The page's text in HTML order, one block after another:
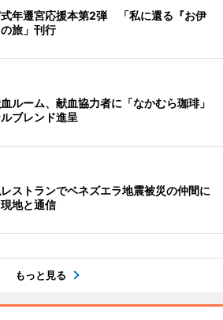
年遷宮応援本第2弾 「私に還る『お伊
旅」刊行
ルーム、献血協力者に「なかむら珈琲」
ブレンド進呈
ストランでベネズエラ地震被災の仲間に
地と通信
もっと見る